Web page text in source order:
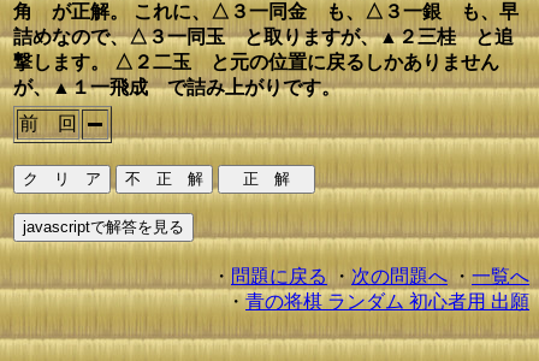
角 が正解。 これに、△３一同金 も、△３一銀 も、早
詰めなので、△３一同玉 と取りますが、▲２三桂 と追
撃します。 △２二玉 と元の位置に戻るしかありません
が、▲１一飛成 で詰み上がりです。
前 回
・ 問題に戻る・ 次の問題へ ・ 一覧へ
・青の将棋 ランダム 初心者用 出願